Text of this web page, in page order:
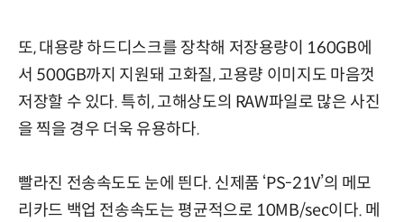
또, 대용량 하드디스크를 장착해 저장용량이 160GB에
서 500GB까지 지원돼 고화질, 고용량 이미지도 마음껏
저장할 수 있다. 특히, 고해상도의 RAW파일로 많은 사진
을 찍을 경우 더욱 유용하다.
빨라진 전송속도도 눈에 띈다. 신제품 ‘PS-21V’의 메모
리카드 백업 전송속도는 평균적으로 10MB/sec이다. 메